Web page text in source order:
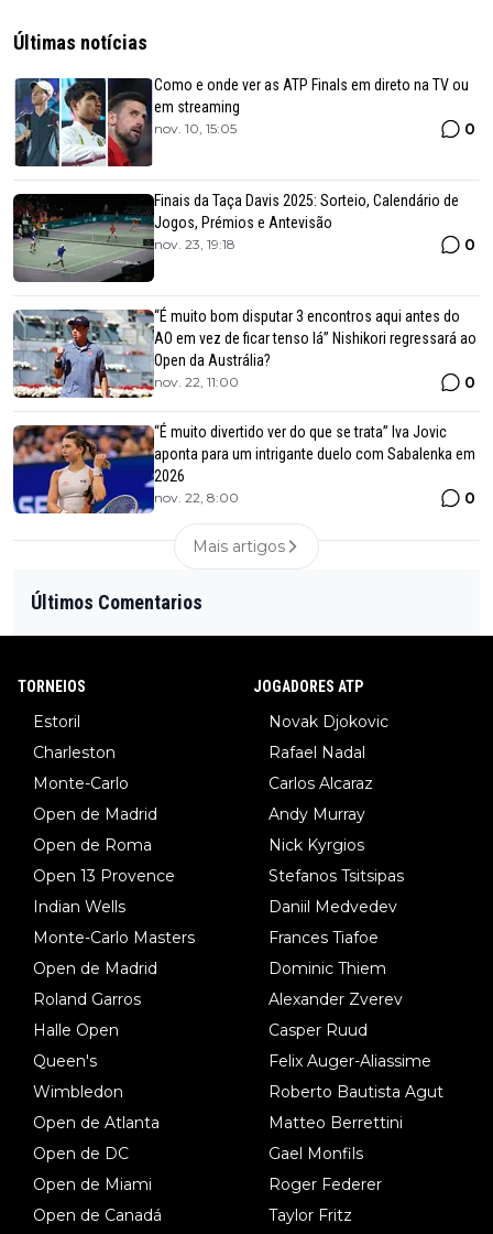
Últimas notícias
Como e onde ver as ATP Finals em direto na TV ou
em streaming
nov. 10, 15:05 0
Finais da Taça Davis 2025: Sorteio, Calendário de
Jogos, Prémios e Antevisão
nov. 23, 19:18 0
“É muito bom disputar 3 encontros aqui antes do
AO em vez de ficar tenso lá” Nishikori regressará ao
Open da Austrália?
nov. 22, 11:00 0
“É muito divertido ver do que se trata” Iva Jovic
aponta para um intrigante duelo com Sabalenka em
2026
nov. 22, 8:00 0
Mais artigos
Últimos Comentarios
TORNEIOS
Estoril
Charleston
Monte-Carlo
Open de Madrid
Open de Roma
Open 13 Provence
Indian Wells
Monte-Carlo Masters
Open de Madrid
Roland Garros
Halle Open
Queen's
Wimbledon
Open de Atlanta
Open de DC
Open de Miami
Open de Canadá
JOGADORES ATP
Novak Djokovic
Rafael Nadal
Carlos Alcaraz
Andy Murray
Nick Kyrgios
Stefanos Tsitsipas
Daniil Medvedev
Frances Tiafoe
Dominic Thiem
Alexander Zverev
Casper Ruud
Felix Auger-Aliassime
Roberto Bautista Agut
Matteo Berrettini
Gael Monfils
Roger Federer
Taylor Fritz